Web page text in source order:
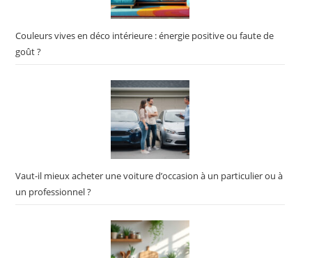
Couleurs vives en déco intérieure : énergie positive ou faute de
goût ?
Vaut-il mieux acheter une voiture d’occasion à un particulier ou à
un professionnel ?